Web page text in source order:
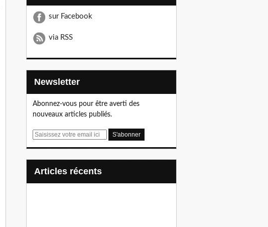
sur Facebook
via RSS
Newsletter
Abonnez-vous pour être averti des
nouveaux articles publiés.
E
articles récents